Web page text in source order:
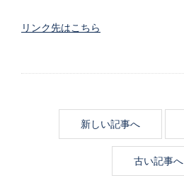
リンク先はこちら
新しい記事へ
古い記事へ